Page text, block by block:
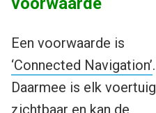
Een voorwaarde is
‘Connected Navigation’.
Daarmee is elk voertuig
zichtbaar en kan de